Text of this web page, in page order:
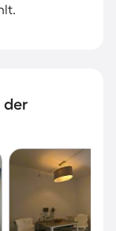
der